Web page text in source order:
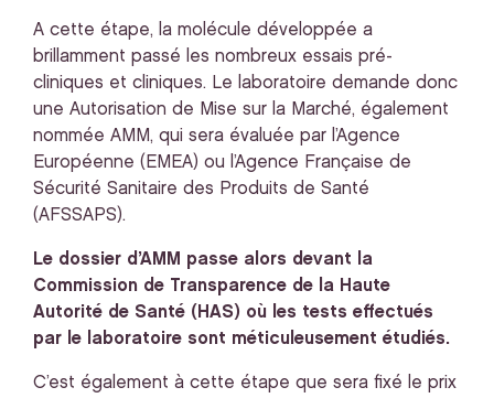
A cette étape, la molécule développée a
brillamment passé les nombreux essais pré-
cliniques et cliniques. Le laboratoire demande donc
une Autorisation de Mise sur la Marché, également
nommée AMM, qui sera évaluée par l’Agence
Européenne (EMEA) ou l’Agence Française de
Sécurité Sanitaire des Produits de Santé
(AFSSAPS).
Le dossier d’AMM passe alors devant la
Commission de Transparence de la Haute
Autorité de Santé (HAS) où les tests effectués
par le laboratoire sont méticuleusement étudiés.
C’est également à cette étape que sera fixé le prix